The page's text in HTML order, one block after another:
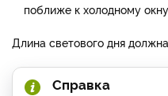
поближе к холодному окну.
Длина светового дня
Справка